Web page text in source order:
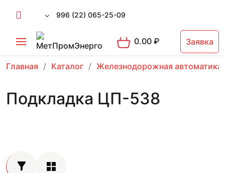
996 (22) 065-25-09
0.00₽ Заявка
Главная Каталог Железнодорожная автоматика
Подкладка ЦП-538